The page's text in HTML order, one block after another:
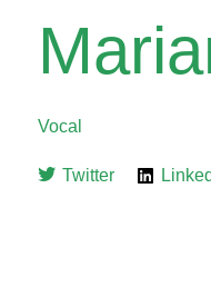
Vocal
Twitter